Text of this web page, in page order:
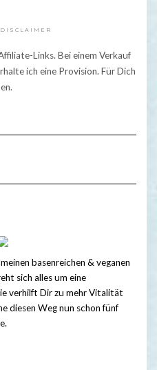
Links. Bei einem Verkauf
ich eine Provision. Für Dich
basenreichen & veganen
sich alles um eine
verhilft Dir zu mehr Vitalität
diesen Weg nun schon fünf